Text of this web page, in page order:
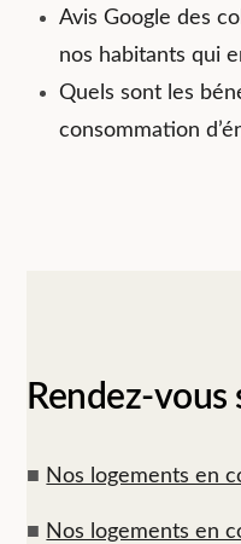
Avis Google des
nos habitants qui
Quels sont les
consommation
Rendez-
■ Nos logements en
■ Nos logements en